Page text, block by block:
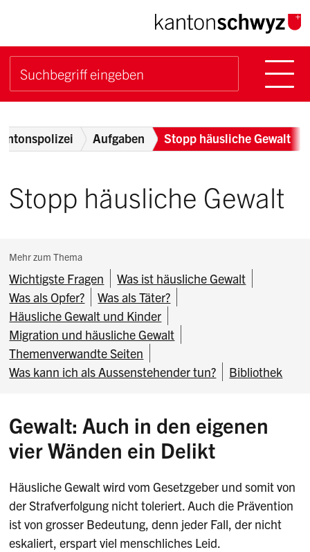
Navigieren im Kanton
Schnellnavigation
Suchbegriff
Breadcrumb
Aufgaben Stopp häusliche Gewalt
Subnavigation:
Mehr zum Thema
Wichtigste Fragen
Was ist häusliche Gewalt
Was als Opfer?
Was als Täter?
Häusliche Gewalt und Kinder
Migration und häusliche Gewalt
Themenverwandte Seiten
Was kann ich als Aussenstehender tun?
Bibliothek
Stopp häusliche Gewalt
Gewalt: Auch in den eigenen
vier Wänden ein Delikt
Häusliche Gewalt wird vom Gesetzgeber und somit von
der Strafverfolgung nicht toleriert. Auch die Prävention
ist von grosser Bedeutung, denn jeder Fall, der nicht
eskaliert, erspart viel menschliches Leid.